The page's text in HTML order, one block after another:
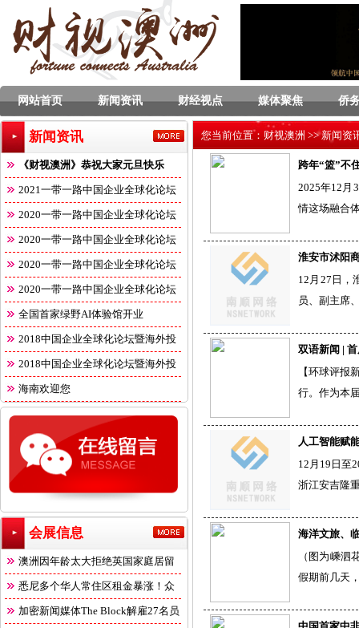
网站首页 新闻资讯 财经视点 媒体聚焦 侨
新闻资讯
《财视澳洲》恭祝大家元旦快乐
2021一带一路中国企业全球化论坛
2020一带一路中国企业全球化论坛
2020一带一路中国企业全球化论坛
2020一带一路中国企业全球化论坛
2020一带一路中国企业全球化论坛
全国首家绿野AI体验馆开业
2018中国企业全球化论坛暨海外投
2018中国企业全球化论坛暨海外投
海南欢迎您
会展信息
澳洲因年龄太大拒绝英国家庭居留
悉尼多个华人常住区租金暴涨！众
多 加密新闻媒体The Block解雇27名员
您当前位置： 财视澳洲 >>新闻资
跨年“篮”不
2025年12月
情这场融合
淮安市沭阳
12月27日，
员、副主席
双语新闻 |
【环球评报
行。作为本
人工智能赋
12月19日至
浙江安吉隆
海洋文旅、
（图为嵊
假期前几天